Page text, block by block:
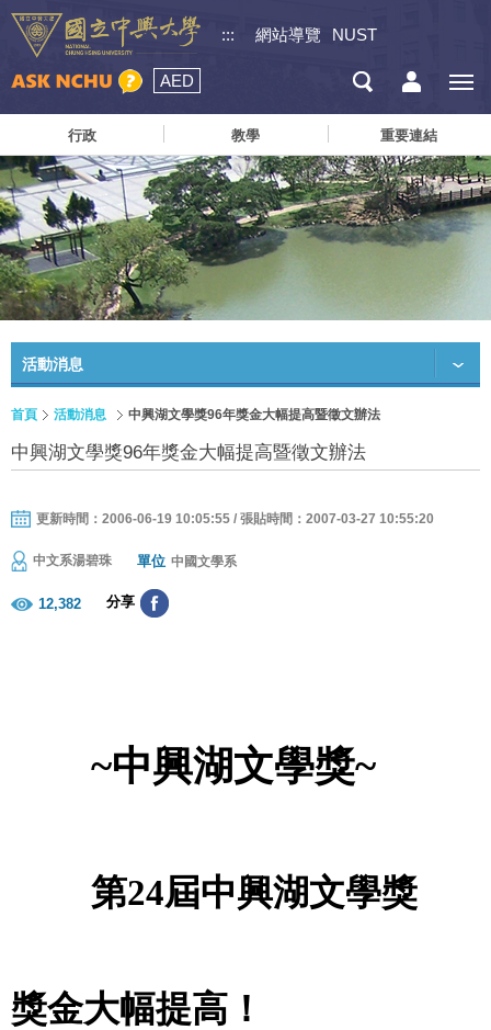
::: 網站導覽 NUST
AED
行政 教學 重要連結
活動消息
首頁 活動消息 中興湖文學獎96年獎金大幅提高暨徵文辦法
中興湖文學獎96年獎金大幅提高暨徵文辦法
更新時間：2006-06-19 10:05:55 / 張貼時間：2007-03-27 10:55:20
中文系湯碧珠 單位 中國文學系
12,382 分享
~中興湖文學獎~
第24屆中興湖文學獎
獎金大幅提高！